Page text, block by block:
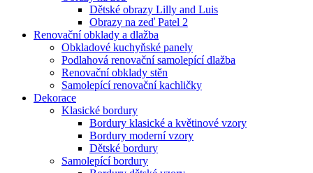
Dětské obrazy Lilly and Luis
Obrazy na zeď Patel 2
Renovační obklady a dlažba
Obkladové kuchyňské panely
Podlahová renovační samolepící dlažba
Renovační obklady stěn
Samolepící renovační kachličky
Dekorace
Klasické bordury
Bordury klasické a květinové vzory
Bordury moderní vzory
Dětské bordury
Samolepící bordury